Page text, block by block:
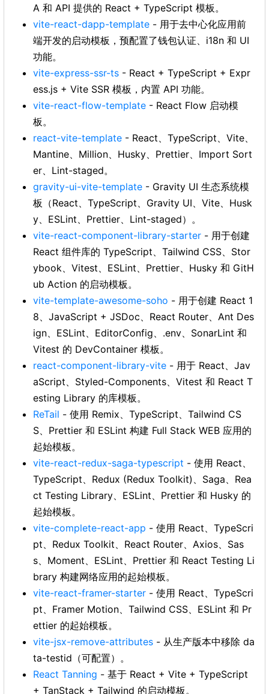
A 和 API 提供的 React + TypeScript 模板。
vite-react-dapp-template - 用于去中心化应用前
端开发的启动模板，预配置了钱包认证、i18n 和 UI
功能。
vite-express-ssr-ts - React + TypeScript + Expr
ess.js + Vite SSR 模板，内置 API 功能。
vite-react-flow-template - React Flow 启动模
板。
react-vite-template - React、TypeScript、Vite、
Mantine、Million、Husky、Prettier、Import Sort
er、Lint-staged。
gravity-ui-vite-template - Gravity UI 生态系统模
板（React、TypeScript、Gravity UI、Vite、Husk
y、ESLint、Prettier、Lint-staged）。
vite-react-component-library-starter - 用于创建
React 组件库的 TypeScript、Tailwind CSS、Stor
ybook、Vitest、ESLint、Prettier、Husky 和 GitH
ub Action 的启动模板。
vite-template-awesome-soho - 用于创建 React 1
8、JavaScript + JSDoc、React Router、Ant Des
ign、ESLint、EditorConfig、.env、SonarLint 和
Vitest 的 DevContainer 模板。
react-component-library-vite - 用于 React、Jav
aScript、Styled-Components、Vitest 和 React T
esting Library 的库模板。
ReTail - 使用 Remix、TypeScript、Tailwind CS
S、Prettier 和 ESLint 构建 Full Stack WEB 应用的
起始模板。
vite-react-redux-saga-typescript - 使用 React、
TypeScript、Redux (Redux Toolkit)、Saga、Rea
ct Testing Library、ESLint、Prettier 和 Husky 的
起始模板。
vite-complete-react-app - 使用 React、TypeScri
pt、Redux Toolkit、React Router、Axios、Sas
s、Moment、ESLint、Prettier 和 React Testing Li
brary 构建网络应用的起始模板。
vite-react-framer-starter - 使用 React、TypeScri
pt、Framer Motion、Tailwind CSS、ESLint 和 Pr
ettier 的起始模板。
vite-jsx-remove-attributes - 从生产版本中移除 da
ta-testid（可配置）。
React Tanning - 基于 React + Vite + TypeScript
+ TanStack + Tailwind 的启动模板。